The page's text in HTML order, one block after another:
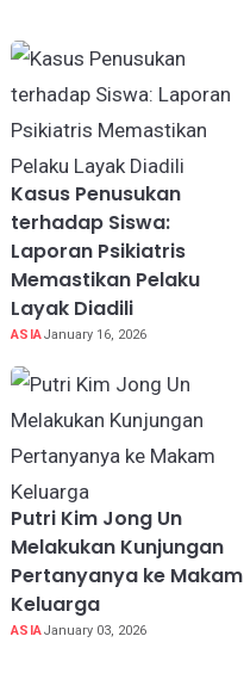
Kasus Penusukan
terhadap Siswa:
Laporan Psikiatris
Memastikan Pelaku
Layak Diadili
ASIAJanuary 16, 2026
Putri Kim Jong Un
Melakukan Kunjungan
Pertanyanya ke Makam
Keluarga
ASIAJanuary 03, 2026